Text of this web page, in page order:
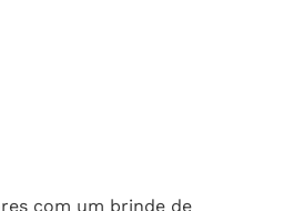
com um brinde de